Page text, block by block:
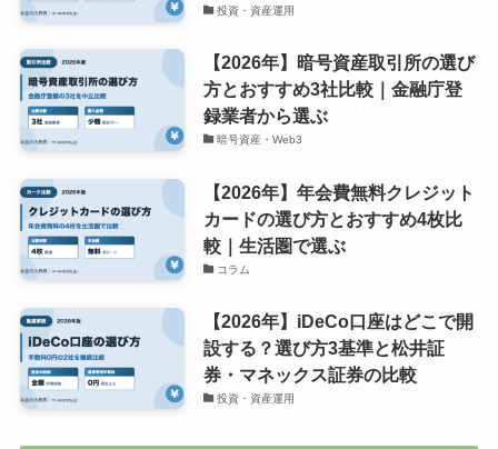
投資・資産運用
【2026年】暗号資産取引所の選び
方とおすすめ3社比較｜金融庁登
録業者から選ぶ
暗号資産・Web3
【2026年】年会費無料クレジット
カードの選び方とおすすめ4枚比
較｜生活圏で選ぶ
コラム
【2026年】iDeCo口座はどこで開
設する？選び方3基準と松井証
券・マネックス証券の比較
投資・資産運用